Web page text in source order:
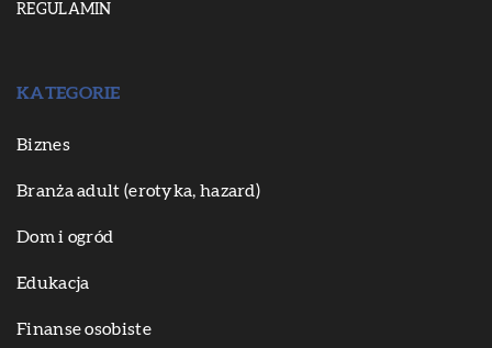
REGULAMIN
KATEGORIE
Biznes
Branża adult (erotyka, hazard)
Dom i ogród
Edukacja
Finanse osobiste